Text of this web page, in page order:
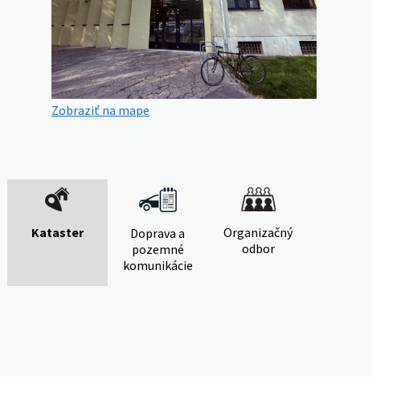
Zobraziť na mape
Kataster
Doprava a
pozemné
komunikácie
Organizačný
odbor